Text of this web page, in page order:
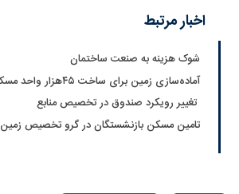
اخبار مرتبط
شوک هزینه به صنعت ساختمان
آماده‌سازی زمین برای ساخت ۴۵‌هزار واحد مسکن محرومان
تغییر رویکرد صندوق در تخصیص منابع
تامین مسکن بازنشستگان در گرو تخصیص زمین